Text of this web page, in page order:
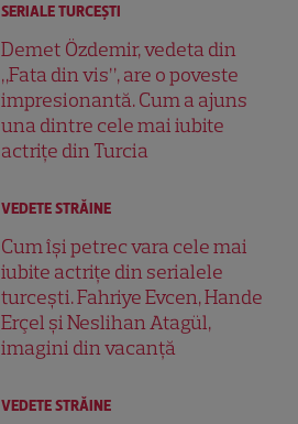
SERIALE TURCEŞTI
Demet Özdemir, vedeta din
„Fata din vis”, are o poveste
impresionantă. Cum a ajuns
una dintre cele mai iubite
actrițe din Turcia
VEDETE STRĂINE
Cum își petrec vara cele mai
iubite actrițe din serialele
turcești. Fahriye Evcen, Hande
Erçel și Neslihan Atagül,
imagini din vacanță
VEDETE STRĂINE